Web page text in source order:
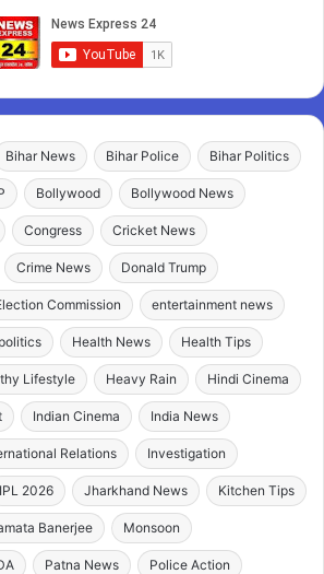
Bihar News Bihar Police Bihar Politics
Bollywood Bollywood News
Congress Cricket News
Crime News Donald Trump
Commission entertainment news
Health News Health Tips
Lifestyle Heavy Rain Hindi Cinema
Indian Cinema India News
Relations Investigation
IPL 2026 Jharkhand News Kitchen Tips
Banerjee Monsoon
Patna News Police Action